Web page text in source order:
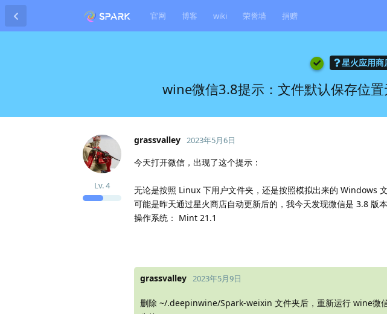
官网 博客 wiki 荣誉墙 捐赠
星火应用商
wine微信3.8提示：文件默认保存位
grassvalley
Lv.4
2023年5月6日
今天打开微信，出现了这个提示：
无论是按照 Linux 下用户文件夹，还是按照模拟出来的 Windows
可能是昨天通过星火商店自动更新后的，我今天发现微信是 3.8 版本
操作系统： Mint 21.1
grassvalley 2023年5月9日
删除 ~/.deepinwine/Spark-weixin 文件夹后，重新运行 wine微